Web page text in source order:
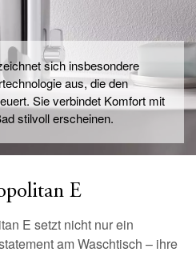
sich insbesondere
aus, die den
Sie verbindet Komfort mit
stilvoll erscheinen.
E
E setzt nicht nur ein
am Waschtisch – ihre